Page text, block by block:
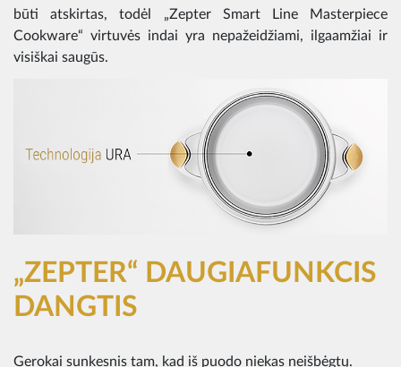
būti atskirtas, todėl „Zepter Smart Line Masterpiece
Cookware“ virtuvės indai yra nepažeidžiami, ilgaamžiai ir
visiškai saugūs.
„ZEPTER“ DAUGIAFUNKCIS
DANGTIS
Gerokai sunkesnis tam, kad iš puodo niekas neišbėgtų.